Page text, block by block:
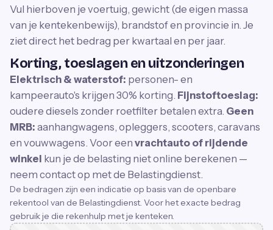
Vul hierboven je voertuig, gewicht (de eigen massa
van je kentekenbewijs), brandstof en provincie in. Je
ziet direct het bedrag per kwartaal en per jaar.
Korting, toeslagen en uitzonderingen
Elektrisch & waterstof: personen- en
kampeerauto's krijgen 30% korting. Fijnstoftoeslag:
oudere diesels zonder roetfilter betalen extra. Geen
MRB: aanhangwagens, opleggers, scooters, caravans
en vouwwagens. Voor een vrachtauto of rijdende
winkel kun je de belasting niet online berekenen —
neem contact op met de Belastingdienst.
De bedragen zijn een indicatie op basis van de openbare
rekentool van de Belastingdienst. Voor het exacte bedrag
gebruik je die rekenhulp met je kenteken.